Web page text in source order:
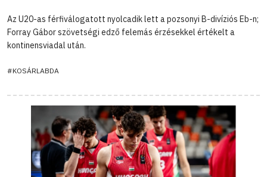
Az U20-as férfiválogatott nyolcadik lett a pozsonyi B-divíziós Eb-n;
Forray Gábor szövetségi edző felemás érzésekkel értékelt a
kontinensviadal után.
#KOSÁRLABDA